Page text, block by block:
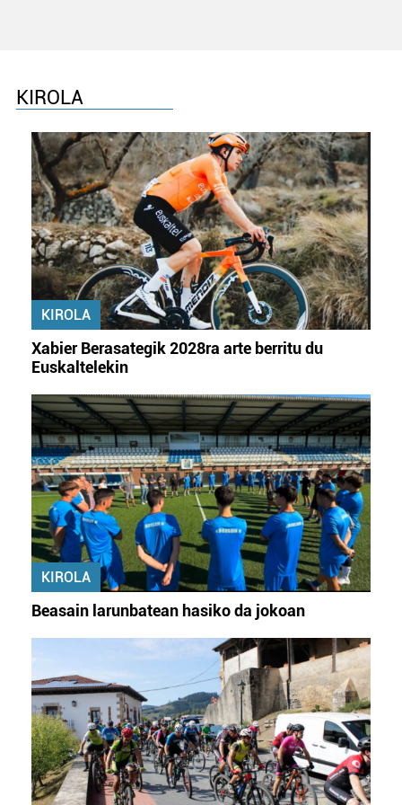
zerbitzuak hobetzeko asmoz, cookie teknologiaz
erabiltzeko baimen esplizitua ematen diguzu.Gehiago
irakurri
KIROLA
KIROLA
Xabier Berasategik 2028ra arte berritu du
Euskaltelekin
KIROLA
Beasain larunbatean hasiko da jokoan